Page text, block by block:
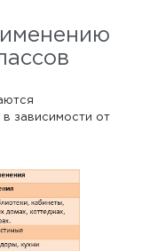
зависимости от